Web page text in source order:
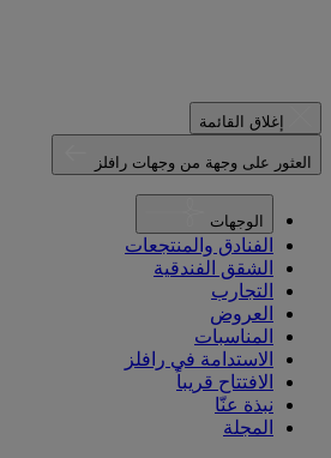
إغلاق القائمة
العثور على وجهة من وجهات رافلز
الوجهات
الفنادق والمنتجعات
الشقق الفندقية
التجارب
العروض
المناسبات
الاستدامة في رافلز
الافتتاح قريباً
نبذة عنّا
المجلة